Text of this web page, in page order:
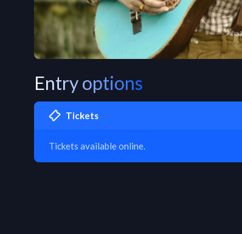
Entry options
Tickets
Tickets available online.